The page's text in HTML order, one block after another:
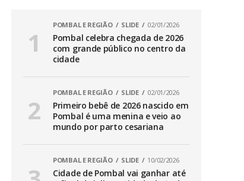
POMBAL E REGIÃO SLIDE 02/01/2026
Pombal celebra chegada de 2026
com grande público no centro da
cidade
POMBAL E REGIÃO SLIDE 02/01/2026
Primeiro bebê de 2026 nascido em
Pombal é uma menina e veio ao
mundo por parto cesariana
POMBAL E REGIÃO SLIDE 10/02/2026
Cidade de Pombal vai ganhar até